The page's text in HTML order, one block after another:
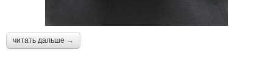
читать дальше →